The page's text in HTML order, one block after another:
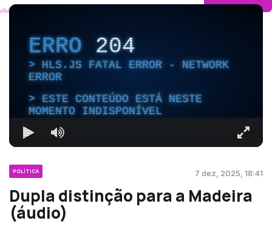
ERRO204
HLS.JS FATAL ERROR - NETWORK
ERROR
ESTE CONTEÚDO ESTÁ NESTE
MOMENTO INDISPONÍVEL
POLÍTICA 7 dez, 2025, 18:41
Dupla distinção para a Madeira
(áudio)